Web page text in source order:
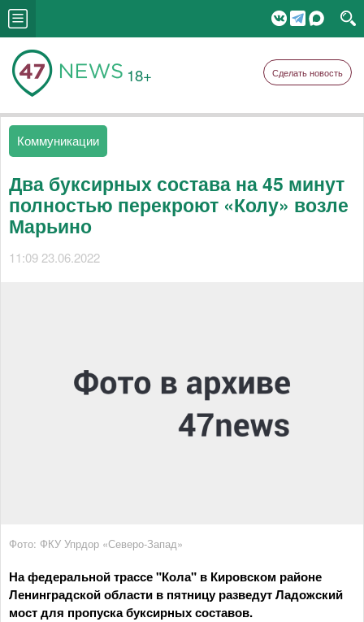
18+ Сделать новость
Коммуникации
Два буксирных состава на 45 минут
полностью перекроют «Колу» возле
Марьино
11:09 23.06.2022
Фото: ФКУ Упрдор «Северо-Запад»
На федеральной трассе "Кола" в Кировском районе
Ленинградской области в пятницу разведут Ладожский
мост для пропуска буксирных составов.